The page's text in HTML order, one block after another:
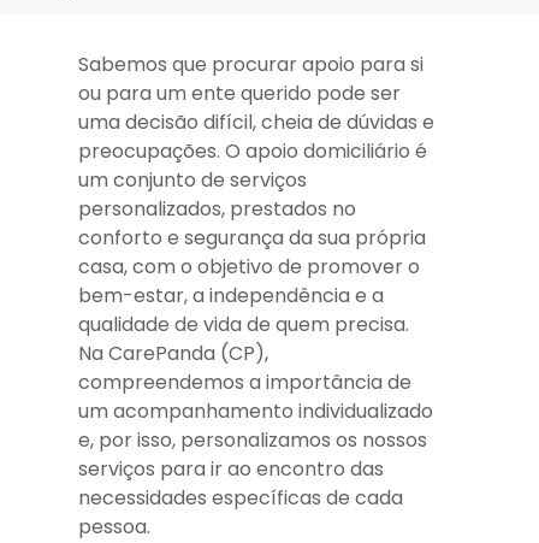
Sabemos que procurar apoio para si
ou para um ente querido pode ser
uma decisão difícil, cheia de dúvidas e
preocupações. O apoio domiciliário é
um conjunto de serviços
personalizados, prestados no
conforto e segurança da sua própria
casa, com o objetivo de promover o
bem-estar, a independência e a
qualidade de vida de quem precisa.
Na CarePanda (CP),
compreendemos a importância de
um acompanhamento individualizado
e, por isso, personalizamos os nossos
serviços para ir ao encontro das
necessidades específicas de cada
pessoa.